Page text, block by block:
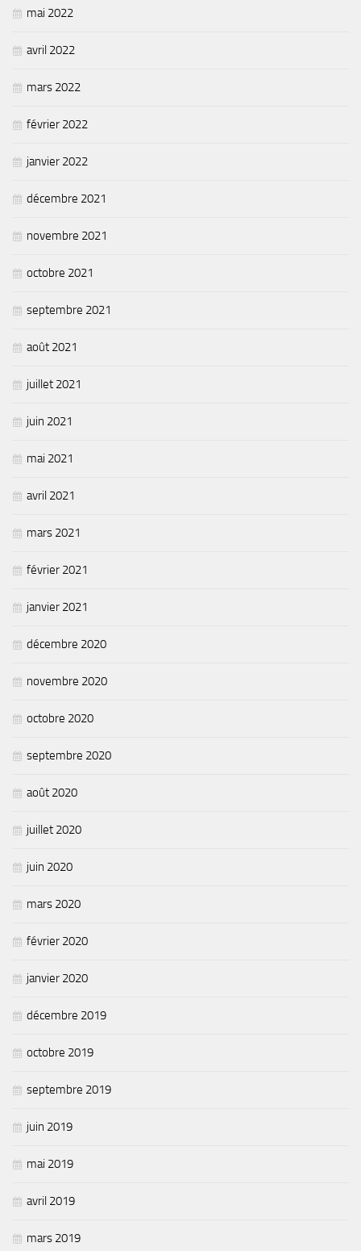
mai 2022
avril 2022
mars 2022
février 2022
janvier 2022
décembre 2021
novembre 2021
octobre 2021
septembre 2021
août 2021
juillet 2021
juin 2021
mai 2021
avril 2021
mars 2021
février 2021
janvier 2021
décembre 2020
novembre 2020
octobre 2020
septembre 2020
août 2020
juillet 2020
juin 2020
mars 2020
février 2020
janvier 2020
décembre 2019
octobre 2019
septembre 2019
juin 2019
mai 2019
avril 2019
mars 2019